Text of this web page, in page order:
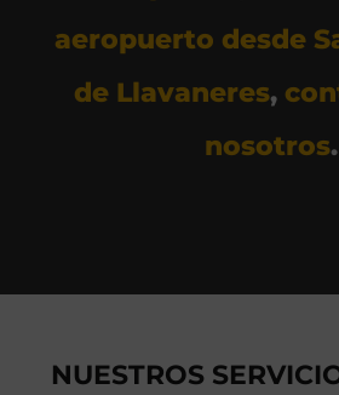
aeropuerto desde
de Llavaneres,
nosotros.
NUESTROS